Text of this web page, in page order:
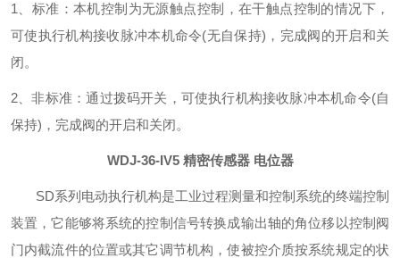
1、标准：本机控制为无源触点控制，在干触点控制的情况下，
可使执行机构接收脉冲本机命令(无自保持)，完成阀的开启和关
闭。
2、非标准：通过拨码开关，可使执行机构接收脉冲本机命令(自
保持)，完成阀的开启和关闭。
WDJ-36-IV5 精密传感器 电位器
SD系列电动执行机构是工业过程测量和控制系统的终端控制
装置，它能够将系统的控制信号转换成输出轴的角位移以控制阀
门内截流件的位置或其它调节机构，使被控介质按系统规定的状